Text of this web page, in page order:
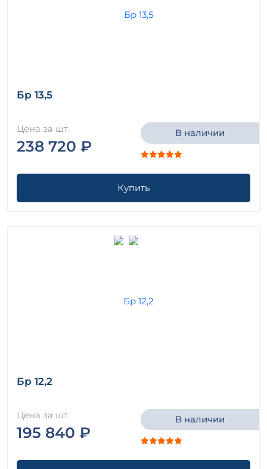
Бр 13,5
Цена за шт.
238 720 ₽
В наличии
Купить
Бр 12,2
Цена за шт.
195 840 ₽
В наличии